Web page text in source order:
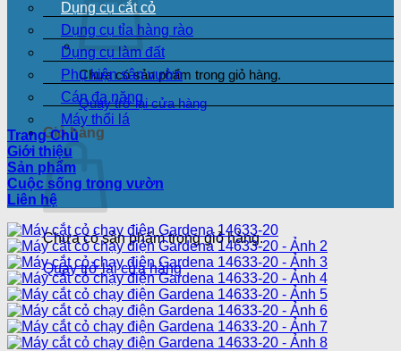
Chưa có sản phẩm trong giỏ hàng.
Quay trở lại cửa hàng
Giỏ hàng
Chưa có sản phẩm trong giỏ hàng.
Quay trở lại cửa hàng
Dụng cụ cắt cỏ
Dụng cụ tỉa hàng rào
Dụng cụ làm đất
Phụ kiện sân vườn
Cán đa năng
Máy thổi lá
Trang Chủ
Giới thiệu
Sản phẩm
Cuộc sống trong vườn
Liên hệ